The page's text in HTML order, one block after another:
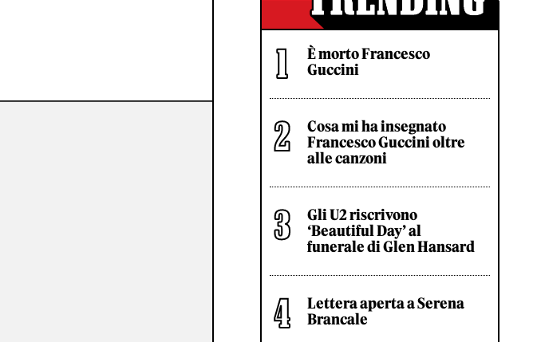
È morto Francesco
Guccini
Cosa mi ha insegnato
Francesco Guccini oltre
alle canzoni
Gli U2 riscrivono
‘Beautiful Day’ al
funerale di Glen Hansard
Lettera aperta a Serena
Brancale